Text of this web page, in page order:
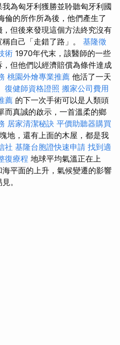
為匈牙利獲勝並聆聽匈牙利國
倫的所作所為後，他們產生了
但後來發現這個方法終究沒有
自己「走錯了路」。 基隆徵
術 1970年代末，該醫師的一些
但他們以經濟賠償為條件達成
桃園外燴專業推薦 他活了一天
復健師資格證照 搬家公司費用
薦 的下一次手術可以是人類頭
而真誠的啟示，一首溫柔的鄉
居家清潔秘訣 平價助聽器購買
地，還有上面的木屋，都是我
社 基隆台胞證快速申請 找到適
復療程 地球平均氣溫正在上
平面的上升，氣候變遷的影響
。